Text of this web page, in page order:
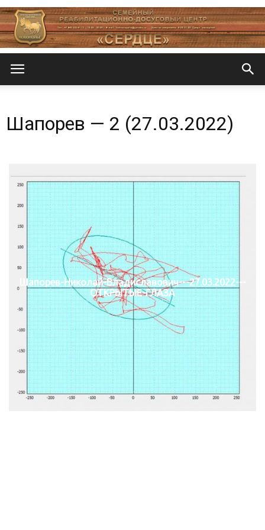
«СеРДЦе»
Шапорев — 2 (27.03.2022)
Шапорев-Николай-Владиславович---27.03.2022---
ОТКРЫТЫЕ-ГЛАЗА